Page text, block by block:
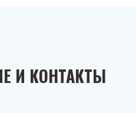
И КОНТАКТЫ